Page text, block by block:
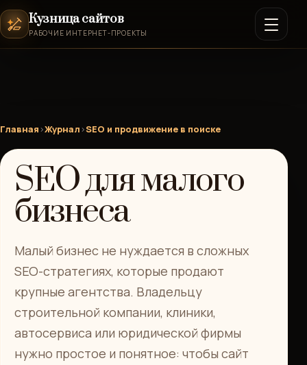
Кузница сайтов
РАБОЧИЕ ИНТЕРНЕТ-ПРОЕКТЫ
Главная›Журнал›SEO и продвижение в поиске
SEO для малого
бизнеса
Малый бизнес не нуждается в сложных
SEO-стратегиях, которые продают
крупные агентства. Владельцу
строительной компании, клиники,
автосервиса или юридической фирмы
нужно простое и понятное: чтобы сайт